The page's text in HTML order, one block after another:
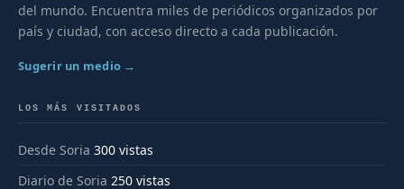
del mundo. Encuentra miles de periódicos organizados por
país y ciudad, con acceso directo a cada publicación.
Sugerir un medio →
LOS MÁS VISITADOS
Desde Soria 300 vistas
Diario de Soria 250 vistas